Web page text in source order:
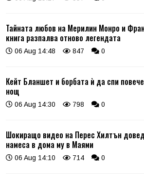
Тайната любов на Мерилин Монро и
книга разпалва отново легендата
06 Aug 14:48 847 0
Кейт Бланшет и борбата ѝ да спи
нощ
06 Aug 14:30 798 0
Шокиращо видео на Перес Хилтън
намеса в дома му в Маями
06 Aug 14:10 714 0